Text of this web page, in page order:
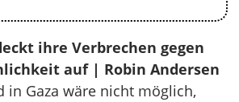
ihre Verbrechen gegen
auf | Robin Andersen
in Gaza wäre nicht möglich,